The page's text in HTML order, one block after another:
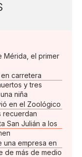
Mérida, el primer
carretera
y tres
niña
en el Zoológico
recuerdan
San Julián a los
una empresa en
de más de medio